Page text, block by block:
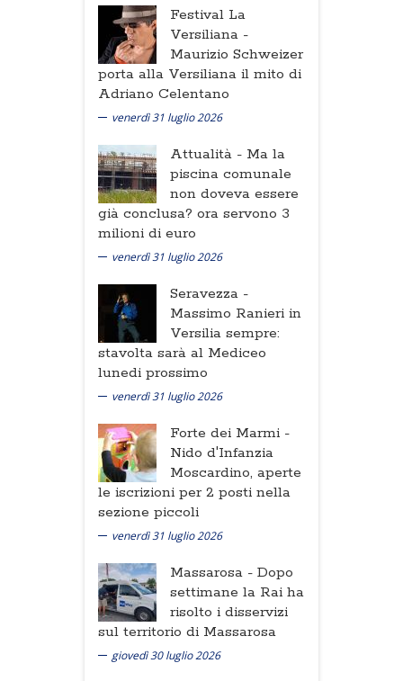
Festival La
Versiliana -
Maurizio Schweizer
porta alla Versiliana il mito di
Adriano Celentano
venerdì 31 luglio 2026
Attualità - Ma la
piscina comunale
non doveva essere
già conclusa? ora servono 3
milioni di euro
venerdì 31 luglio 2026
Seravezza -
Massimo Ranieri in
Versilia sempre:
stavolta sarà al Mediceo
lunedi prossimo
venerdì 31 luglio 2026
Forte dei Marmi -
Nido d'Infanzia
Moscardino, aperte
le iscrizioni per 2 posti nella
sezione piccoli
venerdì 31 luglio 2026
Massarosa - Dopo
settimane la Rai ha
risolto i disservizi
sul territorio di Massarosa
giovedì 30 luglio 2026